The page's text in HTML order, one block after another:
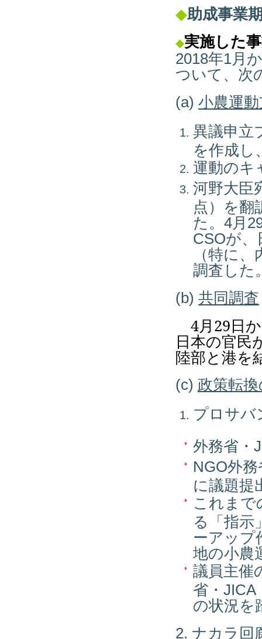
◆助成事業
◆実施した
2018年1月
ついて、次
(a) 小農運
異議申立
を作成し
運動のキ
河野大臣
点）を翻
た。4月
CSOが、
（特に
調査した
(b) 共同調査
4月29日
日本の官民
陸部と港を
(c) 政策転
プロサバ
外務省・
NGO外
に議題提
これまで
る「指示
ーアップ
地の小農
議員主催
省・JICA
の状況を
2. ナカラ回